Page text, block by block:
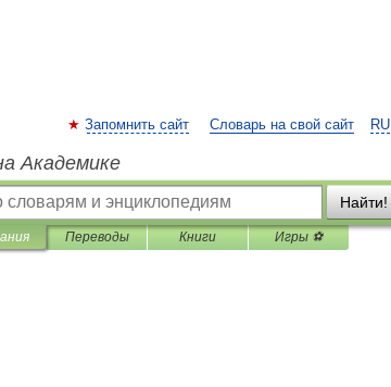
RU
Запомнить сайт Словарь на свой сайт
Академике
Найти!
Переводы Книги Игры ⚽